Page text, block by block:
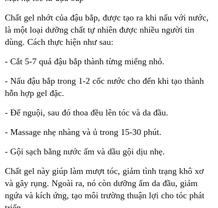
Chất gel nhớt của đậu bắp, được tạo ra khi nấu với nước,
là một loại dưỡng chất tự nhiên được nhiều người tin
dùng. Cách thực hiện như sau:
- Cắt 5-7 quả đậu bắp thành từng miếng nhỏ.
- Nấu đậu bắp trong 1-2 cốc nước cho đến khi tạo thành
hỗn hợp gel đặc.
- Để nguội, sau đó thoa đều lên tóc và da đầu.
- Massage nhẹ nhàng và ủ trong 15-30 phút.
- Gội sạch bằng nước ấm và dầu gội dịu nhẹ.
Chất gel này giúp làm mượt tóc, giảm tình trạng khô xơ
và gãy rụng. Ngoài ra, nó còn dưỡng ẩm da đầu, giảm
ngứa và kích ứng, tạo môi trường thuận lợi cho tóc phát